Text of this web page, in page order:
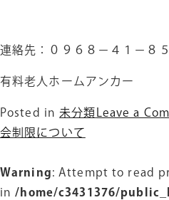
連絡先：０９６８－４１－８
有料老人ホームアンカー
Posted in未分類Leave a
会制限について
Warning: Attempt to read
in/home/c3431376/